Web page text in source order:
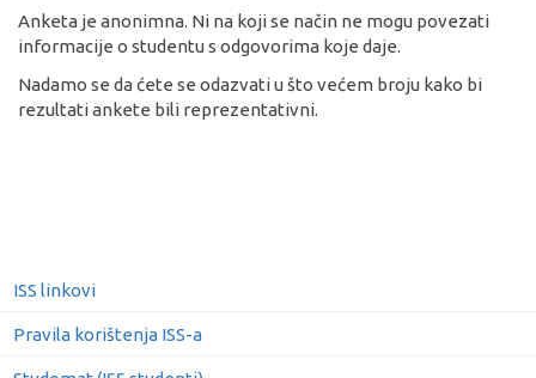
Anketa je anonimna. Ni na koji se način ne mogu povezati
informacije o studentu s odgovorima koje daje.
Nadamo se da ćete se odazvati u što većem broju kako bi
rezultati ankete bili reprezentativni.
ISS linkovi
Pravila korištenja ISS-a